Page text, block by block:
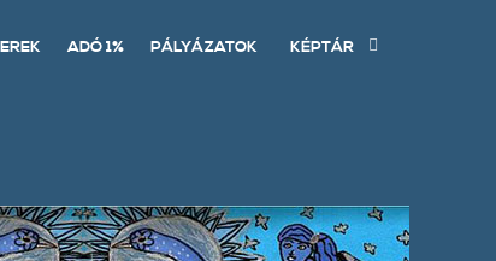
ADÓ 1% PÁLYÁZATOK KÉPTÁR